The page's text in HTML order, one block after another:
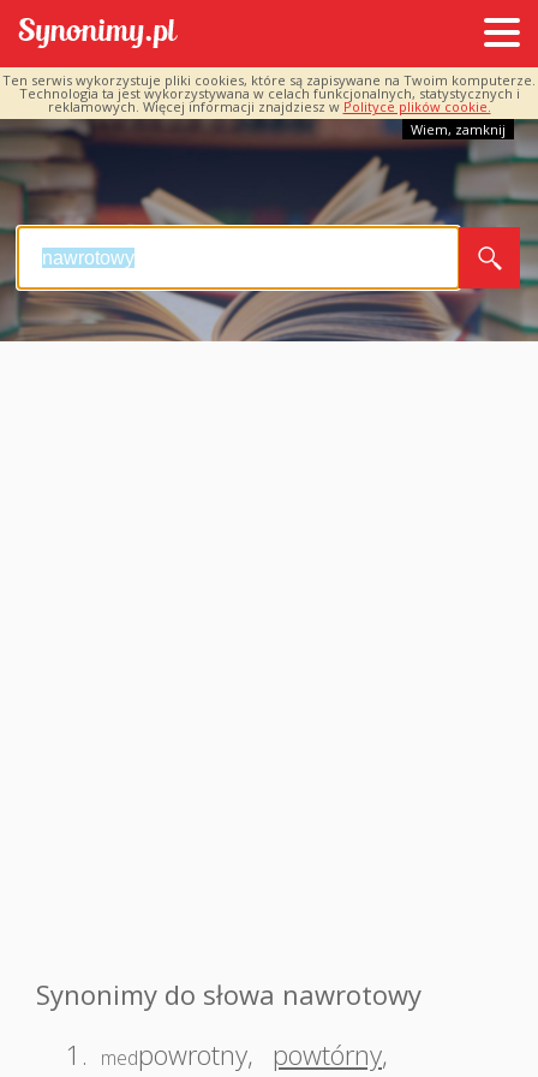
Ten serwis wykorzystuje pliki cookies, które są zapisywane na Twoim komputerze.
Technologia ta jest wykorzystywana w celach funkcjonalnych, statystycznych i
reklamowych. Więcej informacji znajdziesz w Polityce plików cookie.
Wiem, zamknij
Synonimy do słowa nawrotowy
1.
medpowrotny, powtórny,